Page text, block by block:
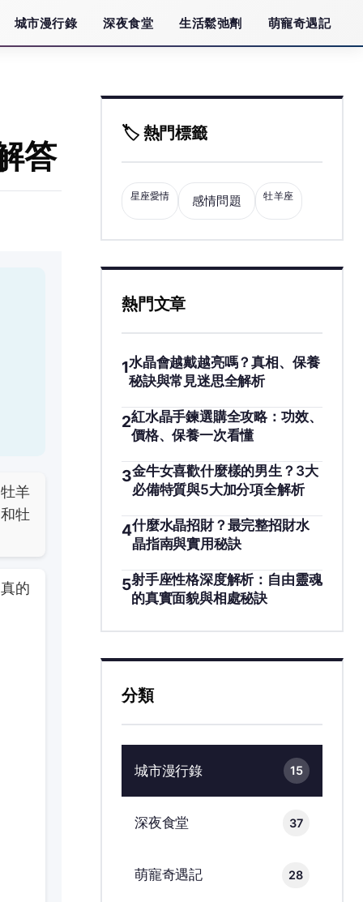
城市漫行錄 深夜食堂 生活鬆弛劑 萌寵奇遇記
答
羊
牡
的
🏷️ 熱門標籤
星座愛情 感情問題 牡羊座
熱門文章
1水晶會越戴越亮嗎？真相、保養
秘訣與常見迷思全解析
2紅水晶手鍊選購全攻略：功效、
價格、保養一次看懂
3金牛女喜歡什麼樣的男生？3大
必備特質與5大加分項全解析
4什麼水晶招財？最完整招財水
晶指南與實用秘訣
5射手座性格深度解析：自由靈魂
的真實面貌與相處秘訣
分類
城市漫行錄 15
深夜食堂 37
萌寵奇遇記 28